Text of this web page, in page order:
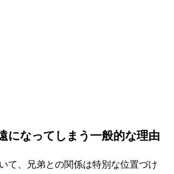
になってしまう一般的な理由
て、兄弟との関係は特別な位置づけ